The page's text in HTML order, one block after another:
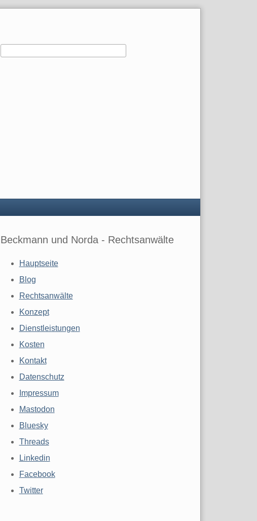
Beckmann und Norda - Rechtsanwälte
Hauptseite
Blog
Rechtsanwälte
Konzept
Dienstleistungen
Kosten
Kontakt
Datenschutz
Impressum
Mastodon
Bluesky
Threads
Linkedin
Facebook
Twitter